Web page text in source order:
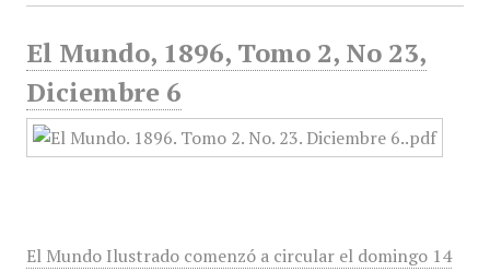
El Mundo, 1896, Tomo 2, No 23,
Diciembre 6
El Mundo Ilustrado comenzó a circular el domingo 14